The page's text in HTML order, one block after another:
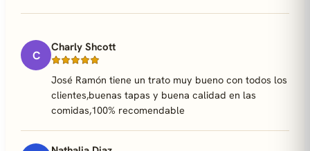
C
Charly Shcott
José Ramón tiene un trato muy bueno con todos los
clientes,buenas tapas y buena calidad en las
comidas,100% recomendable